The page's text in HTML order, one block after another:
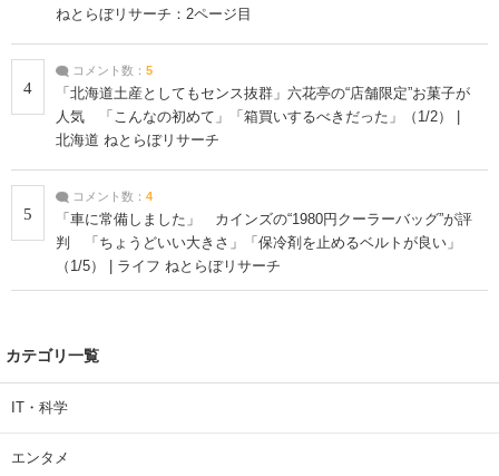
ねとらぼリサーチ：2ページ目
4
コメント数： 5
「北海道土産としてもセンス抜群」六花亭の“店舗限定”お菓子が
人気 「こんなの初めて」「箱買いするべきだった」（1/2） |
北海道 ねとらぼリサーチ
5
コメント数： 4
「車に常備しました」 カインズの“1980円クーラーバッグ”が評
判 「ちょうどいい大きさ」「保冷剤を止めるベルトが良い」
（1/5） | ライフ ねとらぼリサーチ
カテゴリ一覧
IT・科学
エンタメ